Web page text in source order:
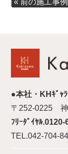
« 前の施工事例
●本社・KHｷﾞｬ
〒252-0225 神
ﾌﾘｰﾀﾞｲﾔﾙ
TEL.042-704-